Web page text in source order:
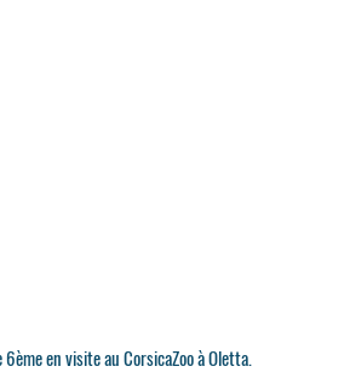
6ème en visite au CorsicaZoo à Oletta.